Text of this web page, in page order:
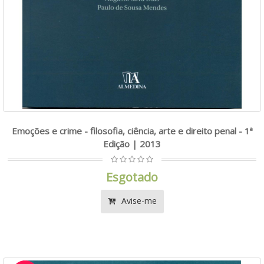
Emoções e crime - filosofia, ciência, arte e direito penal - 1ª
Edição | 2013
Esgotado
Avise-me